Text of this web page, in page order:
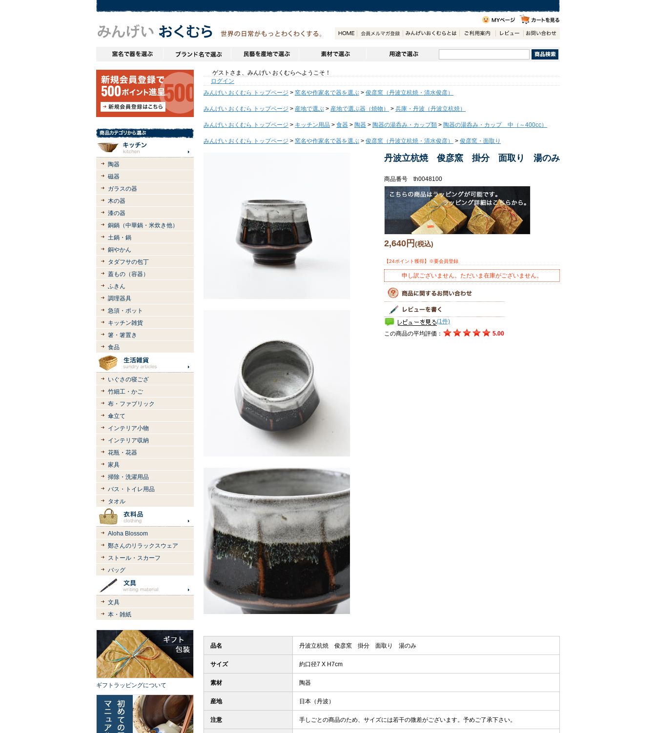
陶器
磁器
ガラスの器
木の器
漆の器
銅鍋（中華鍋・米炊き他）
土鍋・鍋
銅やかん
タダフサの包丁
蓋もの（容器）
ふきん
調理器具
急須・ポット
キッチン雑貨
箸・箸置き
食品
いぐさの寝ござ
竹細工・かご
布・ファブリック
傘立て
インテリア小物
インテリア収納
花瓶・花器
家具
掃除・洗濯用品
バス・トイレ用品
タオル
Aloha Blossom
鄭さんのリラックスウェア
ストール・スカーフ
バッグ
文具
本・雑紙
ギフトラッピングについて
ゲストさま、みんげい おくむらへようこそ！
ログイン
みんげい おくむら トップページ > 窯名や作家名で器を選ぶ > 俊彦窯（丹波立杭焼・清水俊彦）
みんげい おくむら トップページ > 産地で選ぶ > 産地で選ぶ器（焼物） > 兵庫・丹波（丹波立杭焼）
みんげい おくむら トップページ > キッチン用品 > 食器 > 陶器 > 陶器の湯呑み・カップ類 > 陶器の湯呑み・カップ 中（～400cc）
みんげい おくむら トップページ > 窯名や作家名で器を選ぶ > 俊彦窯（丹波立杭焼・清水俊彦） > 俊彦窯・面取り
丹波立杭焼 俊彦窯 掛分 面取り 湯のみ
商品番号 th0048100
2,640円(税込)
【24ポイント獲得】※要会員登録
申し訳ございません。ただいま在庫がございません。
(1件)
この商品の平均評価：
5.00
品名 丹波立杭焼 俊彦窯 掛分 面取り 湯のみ
サイズ 約口径7 X H7cm
素材 陶器
産地 日本（丹波）
注意 手しごとの商品のため、サイズには若干の微差がございます。予めご了承下さい。